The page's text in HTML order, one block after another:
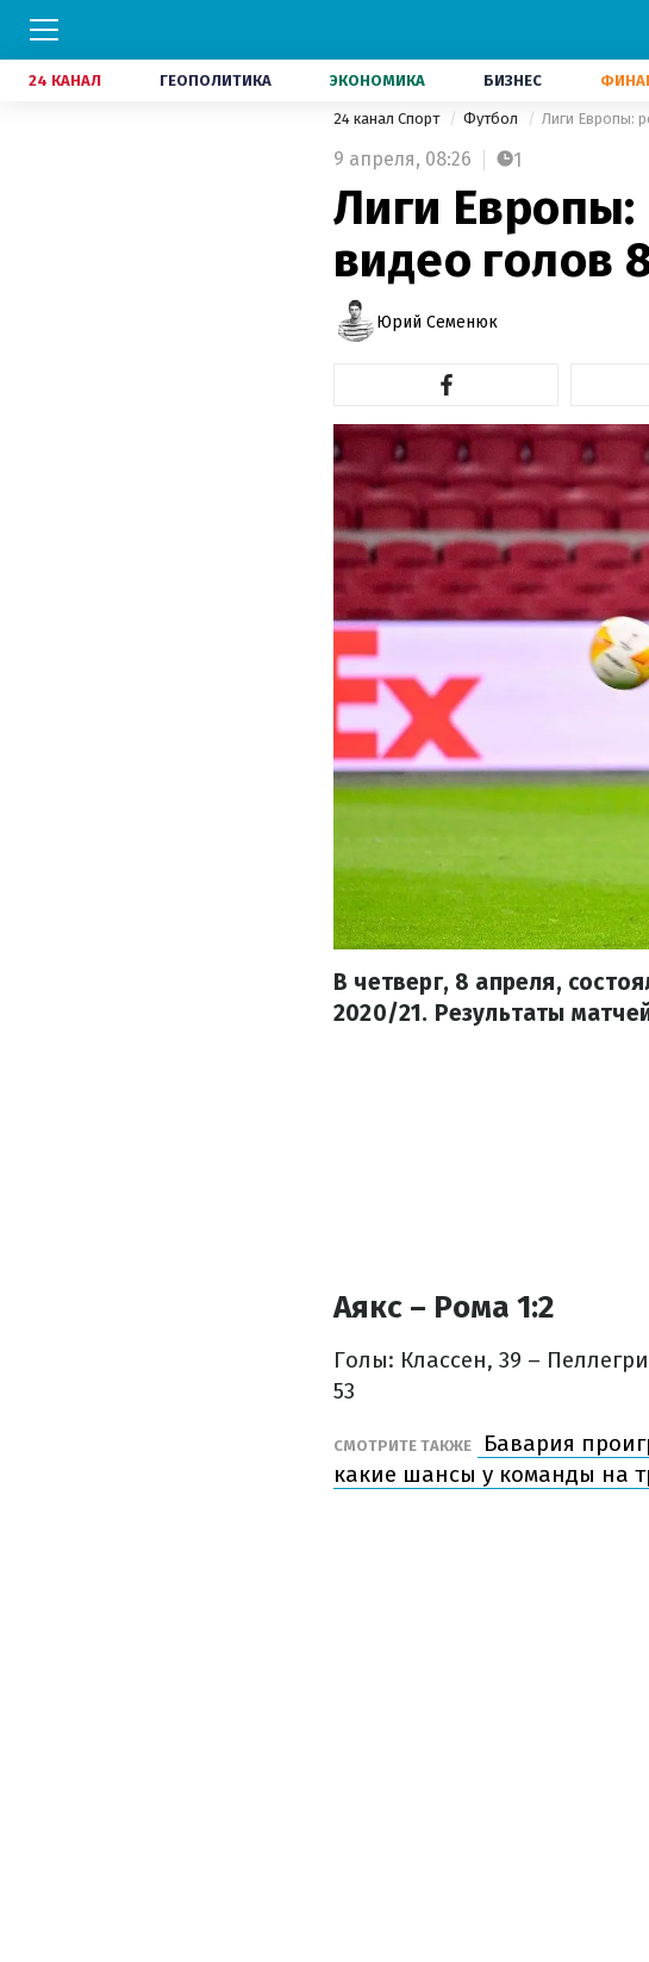
24 КАНАЛ ГЕОПОЛИТИКА ЭКОНОМИКА БИЗНЕС
24 канал Спорт Футбол Лиги Европы:
9 апреля, 08:26 1
Лиги Европы:
видео голов
Юрий Семенюк
В четверг, 8 апреля,
2020/21. Результаты
Аякс – Рома 1:2
Голы: Классен, 39 –
53
СМОТРИТЕ ТАКЖЕ
Бавария
какие шансы у команды на